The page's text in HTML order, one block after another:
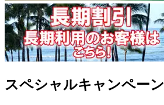
スペシャルキャンペーン